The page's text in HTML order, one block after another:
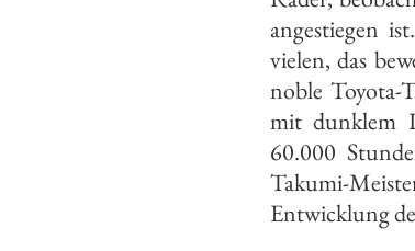
angestiegen
vielen, das
noble Toyota-
mit dunklem
60.000
Takumi-
Entwicklung